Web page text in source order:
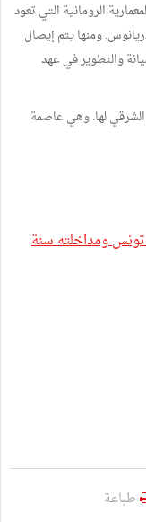
الرومانية التي تعود
ومنها يتم إيصال
والتطوير في عهد
لها. وهي عاصمة
تونس ومداخلته سنة
طباعة